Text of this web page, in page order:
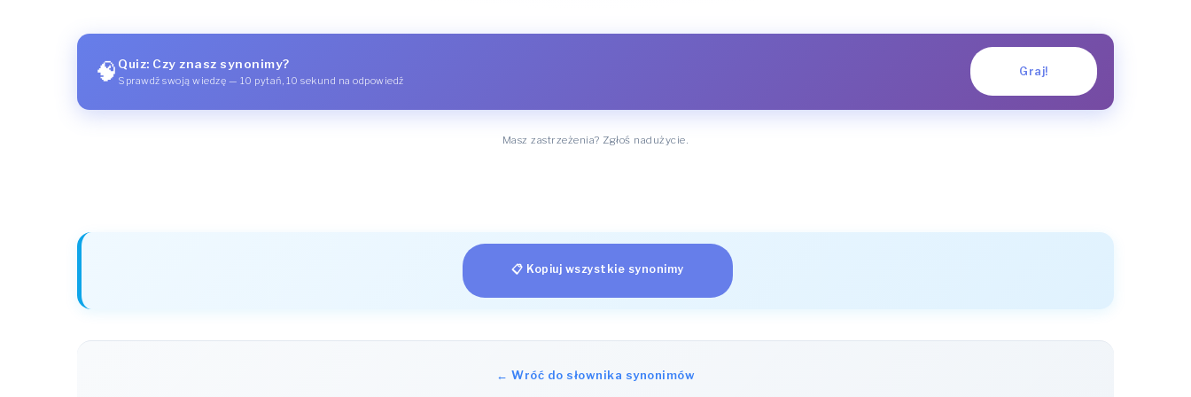
🧠 Quiz: Czy znasz synonimy?
Sprawdź swoją wiedzę — 10 pytań, 10 sekund na odpowiedź
Graj!
Masz zastrzeżenia? Zgłoś nadużycie.
📋 Kopiuj wszystkie synonimy
← Wróć do słownika synonimów